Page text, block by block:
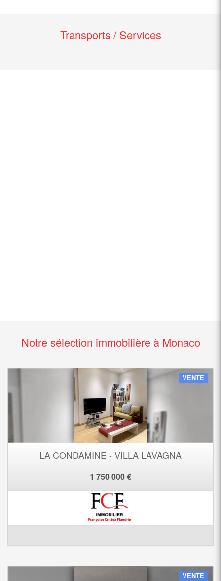
Transports / Services
Notre sélection immobilière à Monaco
VENTE
LA CONDAMINE - VILLA LAVAGNA
1 750 000 €
VENTE